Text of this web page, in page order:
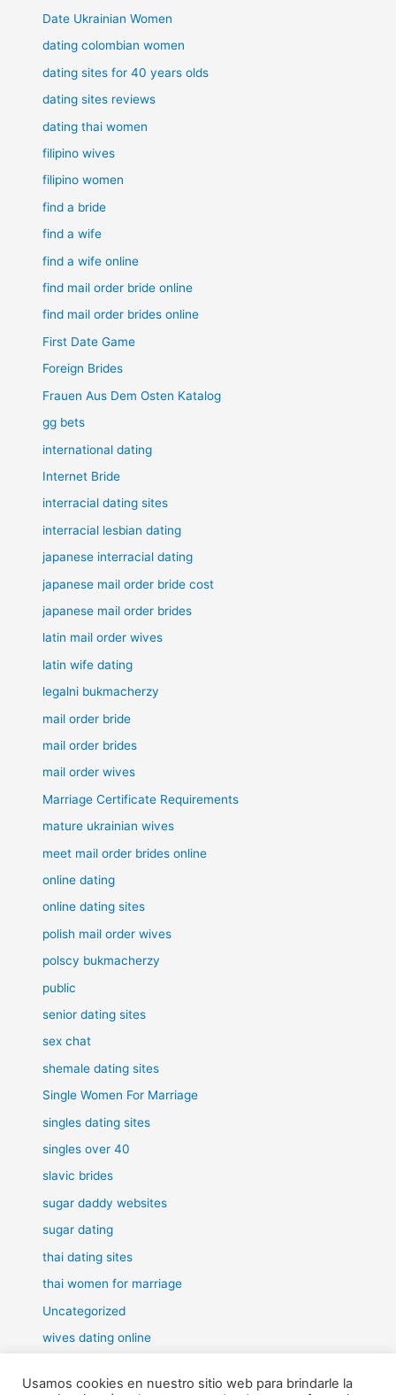
Date Ukrainian Women
dating colombian women
dating sites for 40 years olds
dating sites reviews
dating thai women
filipino wives
filipino women
find a bride
find a wife
find a wife online
find mail order bride online
find mail order brides online
First Date Game
Foreign Brides
Frauen Aus Dem Osten Katalog
gg bets
international dating
Internet Bride
interracial dating sites
interracial lesbian dating
japanese interracial dating
japanese mail order bride cost
japanese mail order brides
latin mail order wives
latin wife dating
legalni bukmacherzy
mail order bride
mail order brides
mail order wives
Marriage Certificate Requirements
mature ukrainian wives
meet mail order brides online
online dating
online dating sites
polish mail order wives
polscy bukmacherzy
public
senior dating sites
sex chat
shemale dating sites
Single Women For Marriage
singles dating sites
singles over 40
slavic brides
sugar daddy websites
sugar dating
thai dating sites
thai women for marriage
Uncategorized
wives dating online
Usamos cookies en nuestro sitio web para brindarle la